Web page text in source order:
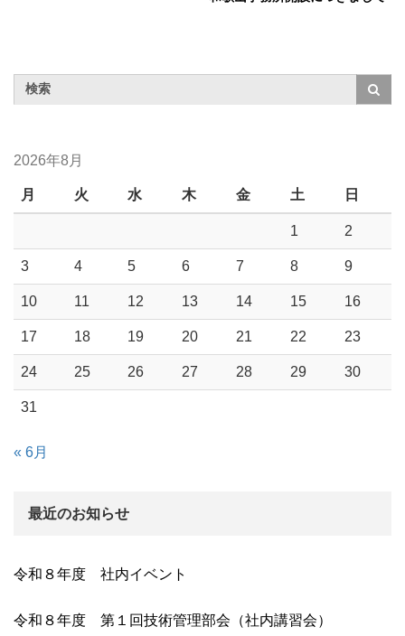
2026年8月
月 火 水 木 金 土 日
1 2
3 4 5 6 7 8 9
10 11 12 13 14 15 16
17 18 19 20 21 22 23
24 25 26 27 28 29 30
31
« 6月
最近のお知らせ
令和８年度 社内イベント
令和８年度 第１回技術管理部会（社内講習会）